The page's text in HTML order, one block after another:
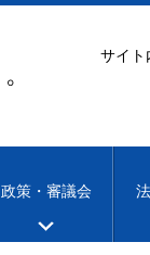
サイト
政策・審議会